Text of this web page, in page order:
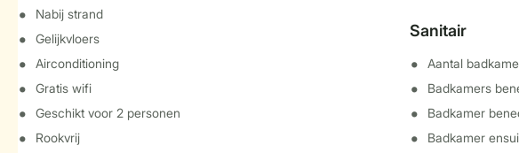
Nabij strand
Gelijkvloers
Airconditioning
Gratis wifi
Geschikt voor 2 personen
Rookvrij
Sanitair
Aantal
Badkamers
Badkamer
Badkamer